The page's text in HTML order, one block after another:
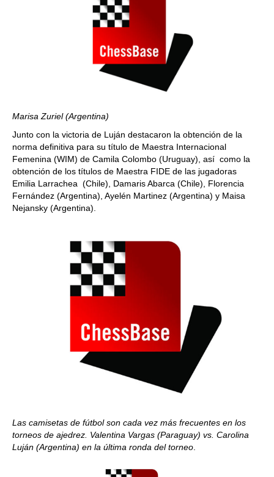
Marisa Zuriel (Argentina)
Junto con la victoria de Luján destacaron la obtención de la
norma definitiva para su título de Maestra Internacional
Femenina (WIM) de Camila Colombo (Uruguay), así como la
obtención de los títulos de Maestra FIDE de las jugadoras
Emilia Larrachea (Chile), Damaris Abarca (Chile), Florencia
Fernández (Argentina), Ayelén Martinez (Argentina) y Maisa
Nejansky (Argentina).
Las camisetas de fútbol son cada vez más frecuentes en los
torneos de ajedrez. Valentina Vargas (Paraguay) vs. Carolina
Luján (Argentina) en la última ronda del torneo